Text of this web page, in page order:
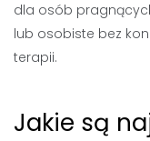
dla osób
lub osobiste bez
terapii.
Jakie są